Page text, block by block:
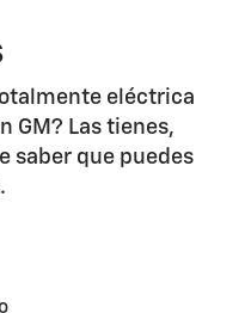
eléctrica
GM? Las tienes,
saber que puedes